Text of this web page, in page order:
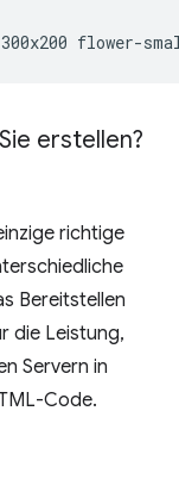
300x200
erstellen?
richtige
Bereitstellen
die Leistung,
Servern in
Code.